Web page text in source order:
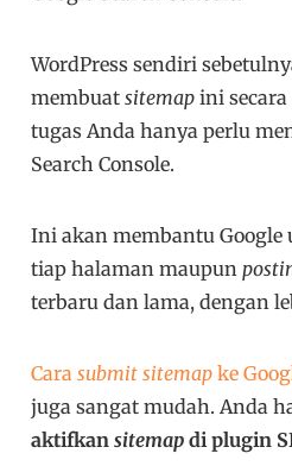
WordPress sendiri
membuatsitemap ini
tugas Anda hanya perlu
Search Console.
Ini akan membantu
tiap halaman maupun
terbaru dan lama, dengan
Carasubmit sitemap ke
juga sangat mudah. Anda
aktifkansitemap di plugin